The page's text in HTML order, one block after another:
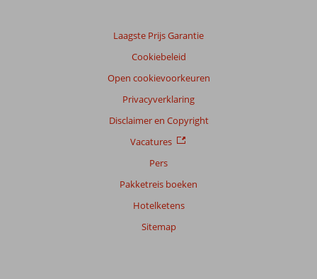
Laagste Prijs Garantie
Cookiebeleid
Open cookievoorkeuren
Privacyverklaring
Disclaimer en Copyright
Vacatures
Pers
Pakketreis boeken
Hotelketens
Sitemap